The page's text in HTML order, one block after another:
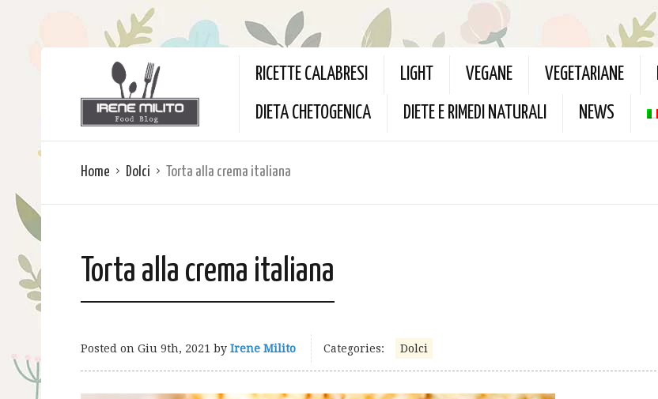
RICETTE CALABRESI LIGHT VEGANE VEGETARIANE
DIETA CHETOGENICA DIETE E RIMEDI NATURALI NEWS
Home Dolci Torta alla crema italiana
Torta alla crema italiana
Posted on Giu 9th, 2021 by Irene Milito Categories: Dolci